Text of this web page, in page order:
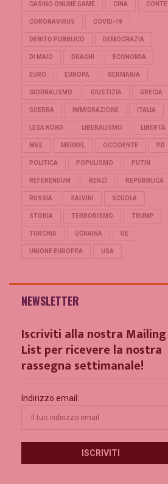
CASINO ONLINE GAME CINA CONTE
CORONAVIRUS COVID-19
DEBITO PUBBLICO DEMOCRAZIA
DI MAIO DRAGHI ECONOMIA
EURO EUROPA GERMANIA
GIORNALISMO GIUSTIZIA GRECIA
GUERRA IMMIGRAZIONE ITALIA
LEGA NORD LIBERALISMO LIBERTÀ
M5S MERKEL OCCIDENTE PD
POLITICA POPULISMO PUTIN
REFERENDUM RENZI REPUBBLICA
RUSSIA SALVINI SCUOLA
STORIA TERRORISMO TRUMP
TURCHIA UCRAINA UE
UNIONE EUROPEA USA
NEWSLETTER
Iscriviti alla nostra Mailing
List per ricevere la nostra
rassegna settimanale!
Indirizzo email: